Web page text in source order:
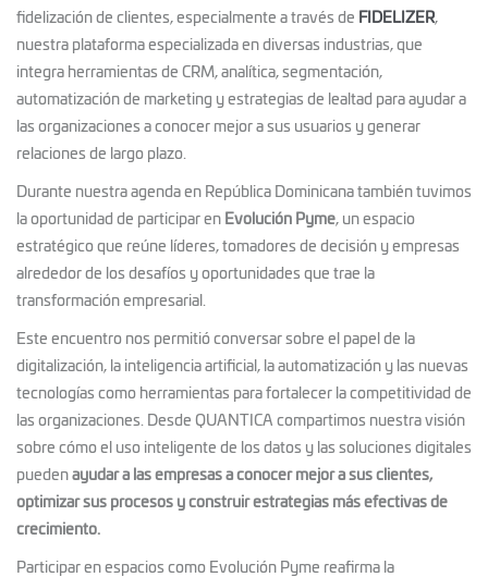
fidelización de clientes, especialmente a través de FIDELIZER,
nuestra plataforma especializada en diversas industrias, que
integra herramientas de CRM, analítica, segmentación,
automatización de marketing y estrategias de lealtad para ayudar a
las organizaciones a conocer mejor a sus usuarios y generar
relaciones de largo plazo.
Durante nuestra agenda en República Dominicana también tuvimos
la oportunidad de participar en Evolución Pyme, un espacio
estratégico que reúne líderes, tomadores de decisión y empresas
alrededor de los desafíos y oportunidades que trae la
transformación empresarial.
Este encuentro nos permitió conversar sobre el papel de la
digitalización, la inteligencia artificial, la automatización y las nuevas
tecnologías como herramientas para fortalecer la competitividad de
las organizaciones. Desde QUANTICA compartimos nuestra visión
sobre cómo el uso inteligente de los datos y las soluciones digitales
pueden ayudar a las empresas a conocer mejor a sus clientes,
optimizar sus procesos y construir estrategias más efectivas de
crecimiento.
Participar en espacios como Evolución Pyme reafirma la